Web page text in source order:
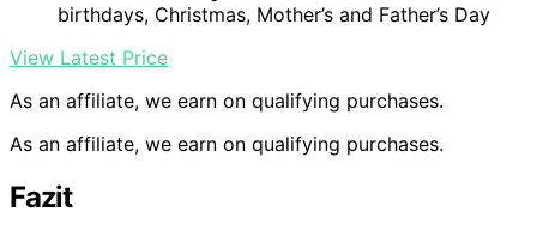
birthdays, Christmas, Mother’s and Father’s Day
View Latest Price
As an affiliate, we earn on qualifying purchases.
As an affiliate, we earn on qualifying purchases.
Fazit